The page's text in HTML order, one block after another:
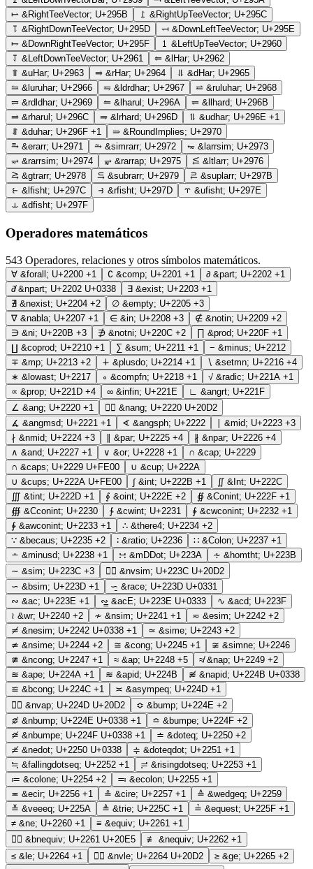
⥛ &RightTeeVector; U+295B ⥜ &RightUpTeeVector; U+295C
⥝ &RightDownTeeVector; U+295D ⥞ &DownLeftTeeVector; U+295E
⥟ &DownRightTeeVector; U+295F ⥠ &LeftUpTeeVector; U+2960
⥡ &LeftDownTeeVector; U+2961 ⥢ &lHar; U+2962
⥣ &uHar; U+2963 ⥤ &rHar; U+2964 ⥥ &dHar; U+2965
⥦ &luruhar; U+2966 ⥧ &ldrdhar; U+2967 ⥨ &ruluhar; U+2968
⥩ &rdldhar; U+2969 ⥪ &lharul; U+296A ⥫ &llhard; U+296B
⥬ &rharul; U+296C ⥭ &lrhard; U+296D ⥮ &udhar; U+296E +1
⥯ &duhar; U+296F +1 ⥰ &RoundImplies; U+2970
⥱ &erarr; U+2971 ⥲ &simrarr; U+2972 ⥳ &larrsim; U+2973
⥴ &rarrsim; U+2974 ⥵ &rarrap; U+2975 ⥶ &ltlarr; U+2976
⥸ &gtrarr; U+2978 ⥹ &subrarr; U+2979 ⥻ &suplarr; U+297B
⥼ &lfisht; U+297C ⥽ &rfisht; U+297D ⥾ &ufisht; U+297E
⥿ &dfisht; U+297F
Operadores matemáticos
543 Operadores, relaciones y otros símbolos matemáticos.
∀ &forall; U+2200 +1 ∁ &comp; U+2201 +1 ∂ &part; U+2202 +1
∂̸ &npart; U+2202 U+0338 ∃ &exist; U+2203 +1
∄ &nexist; U+2204 +2 ∅ &empty; U+2205 +3
∇ &nabla; U+2207 +1 ∈ &in; U+2208 +3 ∉ &notin; U+2209 +2
∋ &ni; U+220B +3 ∌ &notni; U+220C +2 ∏ &prod; U+220F +1
∐ &coprod; U+2210 +1 ∑ &sum; U+2211 +1 − &minus; U+2212
∓ &mp; U+2213 +2 ∔ &plusdo; U+2214 +1 ∖ &setmn; U+2216 +4
∗ &lowast; U+2217 ∘ &compfn; U+2218 +1 √ &radic; U+221A +1
∝ &prop; U+221D +4 ∞ &infin; U+221E ∟ &angrt; U+221F
∠ &ang; U+2220 +1 ∠⃒ &nang; U+2220 U+20D2
∡ &angmsd; U+2221 +1 ∢ &angsph; U+2222 ∣ &mid; U+2223 +3
∤ &nmid; U+2224 +3 ∥ &par; U+2225 +4 ∦ &npar; U+2226 +4
∧ &and; U+2227 +1 ∨ &or; U+2228 +1 ∩ &cap; U+2229
∩︀ &caps; U+2229 U+FE00 ∪ &cup; U+222A
∪︀ &cups; U+222A U+FE00 ∫ &int; U+222B +1 ∬ &Int; U+222C
∭ &tint; U+222D +1 ∮ &oint; U+222E +2 ∯ &Conint; U+222F +1
∰ &Cconint; U+2230 ∱ &cwint; U+2231 ∲ &cwconint; U+2232 +1
∳ &awconint; U+2233 +1 ∴ &there4; U+2234 +2
∵ &becaus; U+2235 +2 ∶ &ratio; U+2236 ∷ &Colon; U+2237 +1
∸ &minusd; U+2238 +1 ∺ &mDDot; U+223A ∻ &homtht; U+223B
∼ &sim; U+223C +3 ∼⃒ &nvsim; U+223C U+20D2
∽ &bsim; U+223D +1 ∽̱ &race; U+223D U+0331
∾ &ac; U+223E +1 ∾̳ &acE; U+223E U+0333 ∿ &acd; U+223F
≀ &wr; U+2240 +2 ≁ &nsim; U+2241 +1 ≂ &esim; U+2242 +2
≂̸ &nesim; U+2242 U+0338 +1 ≃ &sime; U+2243 +2
≄ &nsime; U+2244 +2 ≅ &cong; U+2245 +1 ≆ &simne; U+2246
≇ &ncong; U+2247 +1 ≈ &ap; U+2248 +5 ≉ &nap; U+2249 +2
≊ &ape; U+224A +1 ≋ &apid; U+224B ≋̸ &napid; U+224B U+0338
≌ &bcong; U+224C +1 ≍ &asympeq; U+224D +1
≍⃒ &nvap; U+224D U+20D2 ≎ &bump; U+224E +2
≎̸ &nbump; U+224E U+0338 +1 ≏ &bumpe; U+224F +2
≏̸ &nbumpe; U+224F U+0338 +1 ≐ &doteq; U+2250 +2
≐̸ &nedot; U+2250 U+0338 ≑ &doteqdot; U+2251 +1
≒ &fallingdotseq; U+2252 +1 ≓ &risingdotseq; U+2253 +1
≔ &colone; U+2254 +2 ≕ &ecolon; U+2255 +1
≖ &ecir; U+2256 +1 ≗ &cire; U+2257 +1 ≙ &wedgeq; U+2259
≚ &veeeq; U+225A ≜ &trie; U+225C +1 ≟ &equest; U+225F +1
≠ &ne; U+2260 +1 ≡ &equiv; U+2261 +1
≡⃥ &bnequiv; U+2261 U+20E5 ≢ &nequiv; U+2262 +1
≤ &le; U+2264 +1 ≤⃒ &nvle; U+2264 U+20D2 ≥ &ge; U+2265 +2